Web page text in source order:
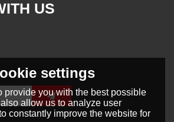
US
settings
provide you with the best possible
allow us to analyze user
constantly improve the website for